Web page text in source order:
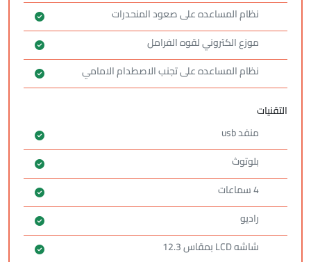
نظام المساعده على صعود المنحدرات
موزع الكتروني لقوه الفرامل
نظام المساعده على تجنب الاصطدام الامامي
التقنيات
منفد usb
بلوتوث
راديو
شاشه LCD بمقاس 12.3